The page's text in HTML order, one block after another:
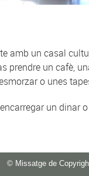
amb un casal
prendre un cafè,
o unes
un dinar
© Missatge de